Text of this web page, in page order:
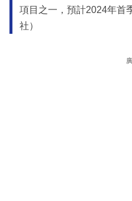
項目之一，預計2024年首
社）